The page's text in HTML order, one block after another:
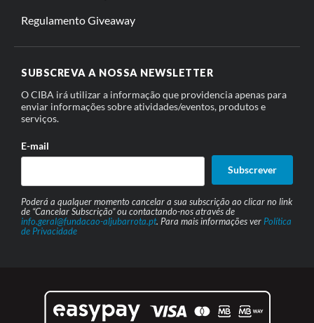
Regulamento Giveaway
SUBSCREVA A NOSSA NEWSLETTER
O CIBA irá utilizar a informação que providencia apenas para
enviar informações sobre atividades/eventos, produtos e
serviços.
E-mail
Subscrever
Poderá a qualquer momento cancelar a sua subscrição ao clicar no link
de “Cancelar Subscrição” ou contactando-nos através de
info.geral@fundacao-aljubarrota.pt. Para mais informações verPolítica
de Privacidade